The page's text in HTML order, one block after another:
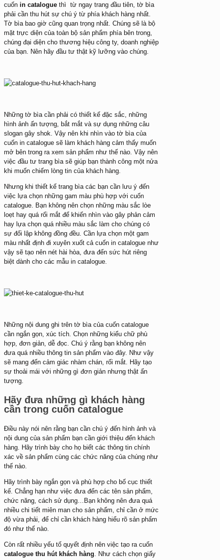
cuốn in catalogue thì từ ngay trang đầu tiên, tờ bìa
phải cần thu hút sự chú ý từ phía khách hàng nhất.
Tờ bìa bao giờ cũng quan trọng nhất. Chúng sẽ là bộ
mặt trực diện của toàn bộ sản phẩm phía bên trong,
chúng đại diện cho thương hiệu công ty, doanh nghiệp
của bạn. Nên hãy đầu tư thật kỹ lưỡng vào chúng.
Những tờ bìa cần phải có thiết kế đặc sắc, những
hình ảnh ấn tượng, bắt mắt và sự dụng những câu
slogan gây shok. Vậy nên khi nhìn vào tờ bìa của
cuốn in catalogue sẽ làm khách hàng cảm thấy muốn
mở bên trong ra xem sản phẩm như thế nào. Vậy nên
việc đầu tư trang bìa sẽ giúp bạn thành công một nửa
khi muốn chiếm lòng tin của khách hàng.
Nhưng khi thiết kế trang bìa các bạn cần lưu ý đến
việc lựa chọn những gam màu phù hợp với cuốn
catalogue. Bạn không nên chọn những màu sắc lòe
loẹt hay quá rối mắt để khiến nhìn vào gây phản cảm
hay lựa chọn quá nhiều màu sắc làm cho chúng có
sự đối lập không đồng đều. Cần lựa chọn một gam
màu nhất định đi xuyên xuốt cả cuốn in catalogue như
vậy sẽ tạo nên nét hài hòa, đưa đến sức hút riêng
biệt dành cho các mẫu in catalogue.
Những nội dung ghi trên tờ bìa của cuốn catalogue
cần ngắn gọn, xúc tích. Chọn những kiểu chữ phù
hợp, đơn giản, dễ đọc. Chú ý rằng bạn không nên
đưa quá nhiều thông tin sản phẩm vào đây. Như vậy
sẽ mang đến cảm giác nhàm chán, rối mắt. Hãy tạo
sự thoải mái với những gì đơn giản nhưng thật ấn
tượng.
Hãy đưa những gì khách hàng
cần trong cuốn catalogue
Điều này nói nên rằng bạn cần chú ý đến hình ảnh và
nội dung của sản phẩm bạn cần giới thiệu đến khách
hàng. Hãy trình bày cho họ biết các thông tin chính
xác về sản phẩm cùng các chức năng của chúng như
thế nào.
Hãy trình bày ngắn gọn và phù hợp cho bố cục thiết
kế. Chẳng hạn như việc đưa đến các tên sản phẩm,
chức năng, cách sử dụng…Bạn không nên đưa quá
nhiều chi tiết miên man cho sản phẩm, chỉ cần ở mức
độ vừa phải, để chỉ cần khách hàng hiểu rõ sản phẩm
đó như thế nào.
Còn rất nhiều yếu tố quyết định nên việc tạo ra cuốn
catalogue thu hút khách hàng. Như cách chọn giấy